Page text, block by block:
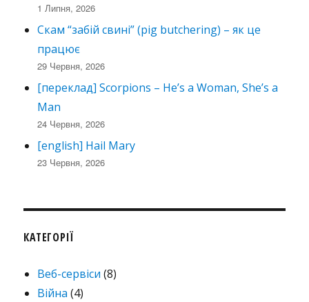
1 Липня, 2026
Скам “забій свині” (pig butchering) – як це
працює
29 Червня, 2026
[переклад] Scorpions – He’s a Woman, She’s a
Man
24 Червня, 2026
[english] Hail Mary
23 Червня, 2026
КАТЕГОРІЇ
Веб-сервіси (8)
Війна (4)